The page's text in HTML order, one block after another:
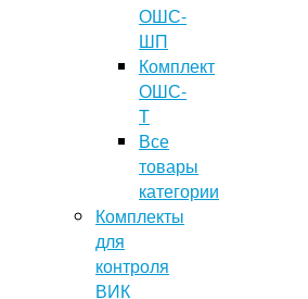
ОШС-
ШП
Комплект
ОШС-
Т
Все
товары
категории
Комплекты
для
контроля
ВИК